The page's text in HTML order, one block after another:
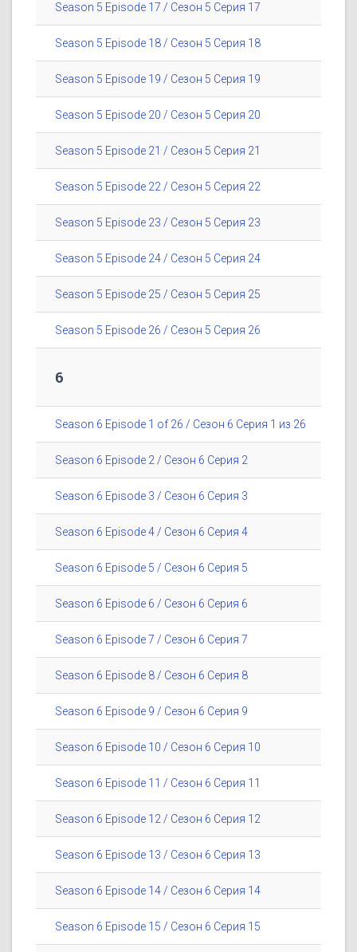
Season 5 Episode 17 / Сезон 5 Серия 17
Season 5 Episode 18 / Сезон 5 Серия 18
Season 5 Episode 19 / Сезон 5 Серия 19
Season 5 Episode 20 / Сезон 5 Серия 20
Season 5 Episode 21 / Сезон 5 Серия 21
Season 5 Episode 22 / Сезон 5 Серия 22
Season 5 Episode 23 / Сезон 5 Серия 23
Season 5 Episode 24 / Сезон 5 Серия 24
Season 5 Episode 25 / Сезон 5 Серия 25
Season 5 Episode 26 / Сезон 5 Серия 26
6
Season 6 Episode 1 of 26 / Сезон 6 Серия 1 из 26
Season 6 Episode 2 / Сезон 6 Серия 2
Season 6 Episode 3 / Сезон 6 Серия 3
Season 6 Episode 4 / Сезон 6 Серия 4
Season 6 Episode 5 / Сезон 6 Серия 5
Season 6 Episode 6 / Сезон 6 Серия 6
Season 6 Episode 7 / Сезон 6 Серия 7
Season 6 Episode 8 / Сезон 6 Серия 8
Season 6 Episode 9 / Сезон 6 Серия 9
Season 6 Episode 10 / Сезон 6 Серия 10
Season 6 Episode 11 / Сезон 6 Серия 11
Season 6 Episode 12 / Сезон 6 Серия 12
Season 6 Episode 13 / Сезон 6 Серия 13
Season 6 Episode 14 / Сезон 6 Серия 14
Season 6 Episode 15 / Сезон 6 Серия 15